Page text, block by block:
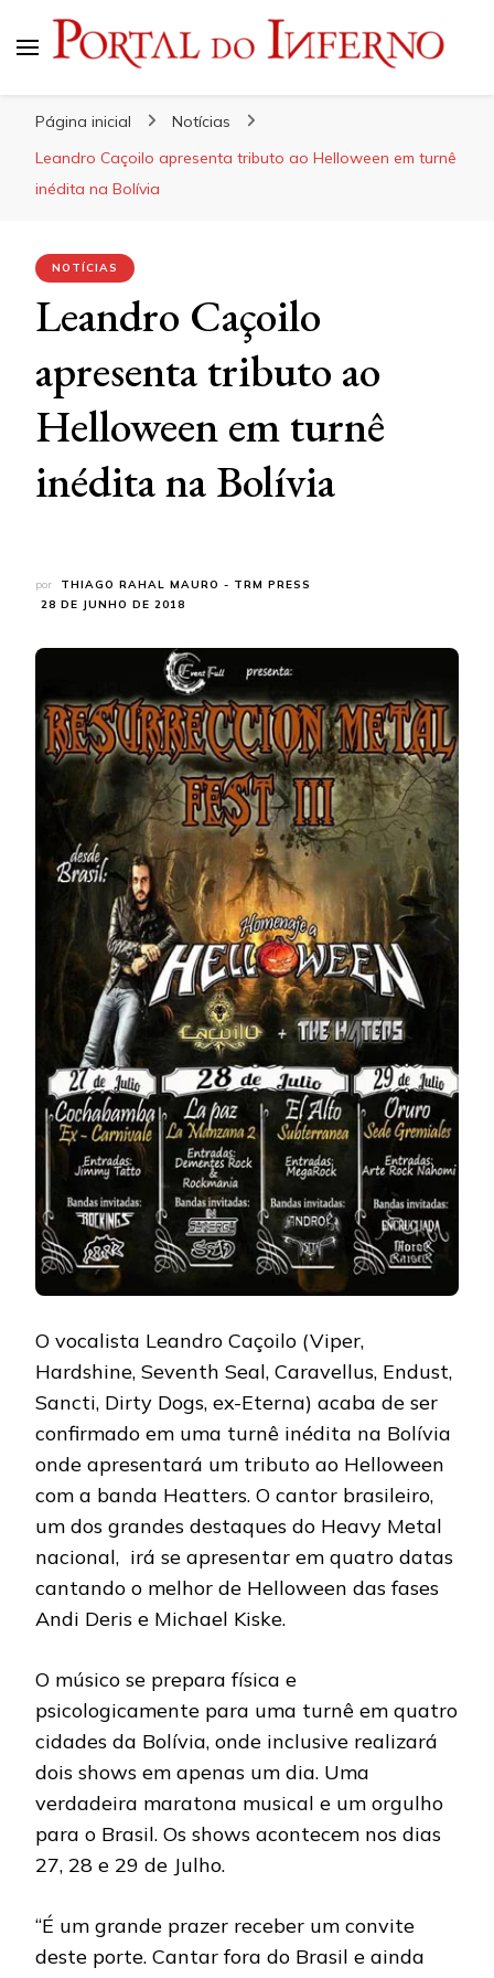
Página inicial
Notícias
Leandro Caçoilo apresenta tributo ao Helloween em turnê
inédita na Bolívia
NOTÍCIAS
Leandro Caçoilo
apresenta tributo ao
Helloween em turnê
inédita na Bolívia
por
THIAGO RAHAL MAURO - TRM PRESS
28 DE JUNHO DE 2018
O vocalista Leandro Caçoilo (Viper,
Hardshine, Seventh Seal, Caravellus, Endust,
Sancti, Dirty Dogs, ex-Eterna) acaba de ser
confirmado em uma turnê inédita na Bolívia
onde apresentará um tributo ao Helloween
com a banda Heatters. O cantor brasileiro,
um dos grandes destaques do Heavy Metal
nacional, irá se apresentar em quatro datas
cantando o melhor de Helloween das fases
Andi Deris e Michael Kiske.
O músico se prepara física e
psicologicamente para uma turnê em quatro
cidades da Bolívia, onde inclusive realizará
dois shows em apenas um dia. Uma
verdadeira maratona musical e um orgulho
para o Brasil. Os shows acontecem nos dias
27, 28 e 29 de Julho.
“É um grande prazer receber um convite
deste porte. Cantar fora do Brasil e ainda